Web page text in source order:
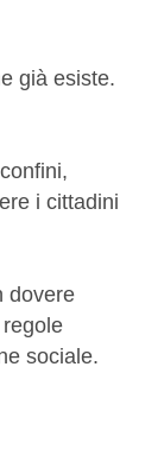
già esiste.
i cittadini
dovere
sociale.